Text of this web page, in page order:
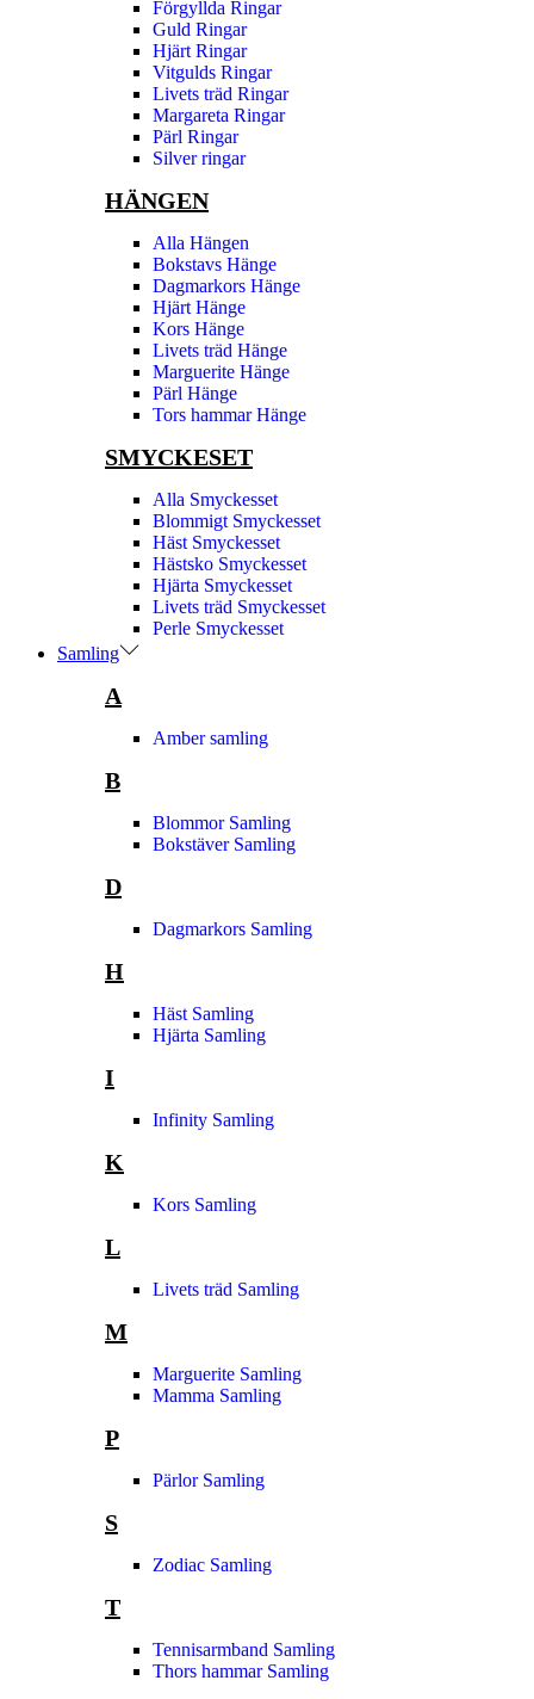
Förgyllda Ringar
Guld Ringar
Hjärt Ringar
Vitgulds Ringar
Livets träd Ringar
Margareta Ringar
Pärl Ringar
Silver ringar
HÄNGEN
Alla Hängen
Bokstavs Hänge
Dagmarkors Hänge
Hjärt Hänge
Kors Hänge
Livets träd Hänge
Marguerite Hänge
Pärl Hänge
Tors hammar Hänge
SMYCKESET
Alla Smyckesset
Blommigt Smyckesset
Häst Smyckesset
Hästsko Smyckesset
Hjärta Smyckesset
Livets träd Smyckesset
Perle Smyckesset
Samling
A
Amber samling
B
Blommor Samling
Bokstäver Samling
D
Dagmarkors Samling
H
Häst Samling
Hjärta Samling
I
Infinity Samling
K
Kors Samling
L
Livets träd Samling
M
Marguerite Samling
Mamma Samling
P
Pärlor Samling
S
Zodiac Samling
T
Tennisarmband Samling
Thors hammar Samling